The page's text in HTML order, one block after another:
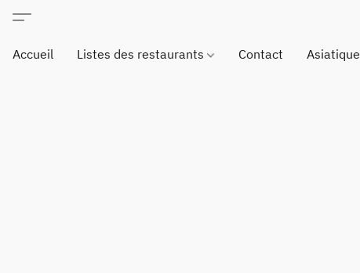
Accueil Listes des restaurants Contact Asiatique